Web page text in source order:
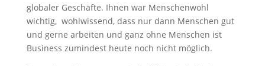
globaler Geschäfte. Ihnen war Menschenwohl
wichtig, wohlwissend, dass nur dann Menschen gut
und gerne arbeiten und ganz ohne Menschen ist
Business zumindest heute noch nicht möglich.